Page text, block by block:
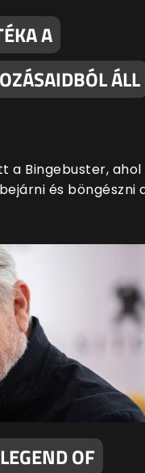
A
ÁLL
a Bingebuster, ahol
és böngészni
OF